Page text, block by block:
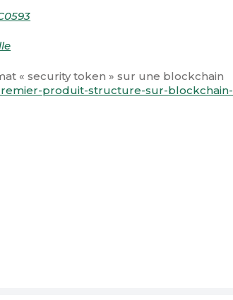
« security token » sur une blockchain
produit-structure-sur-blockchain-